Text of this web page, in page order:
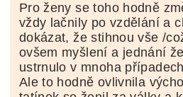
Pro ženy se toho hodně
vždy lačnily po vzdělání a
dokázat, že stihnou vše /
ovšem myšlení a jednání
ustrnulo v mnoha
Ale to hodně ovlivnila